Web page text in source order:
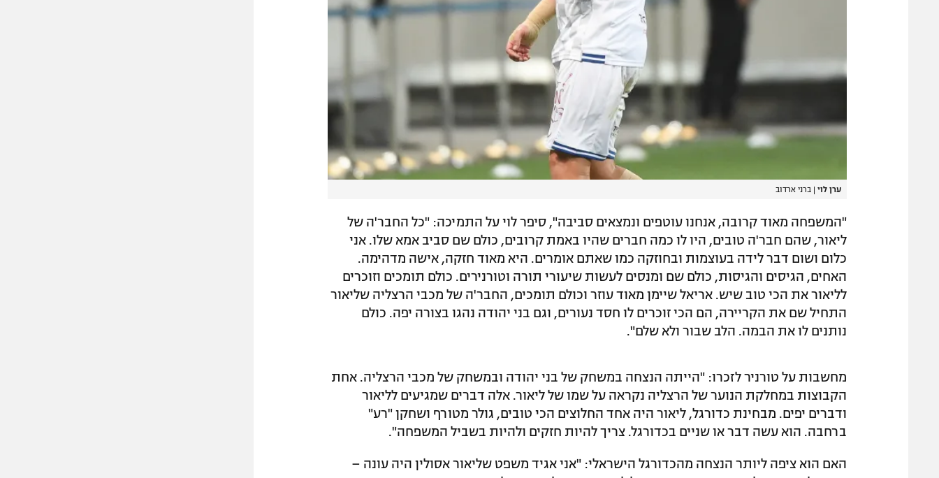
ערן לוי | ברני ארדוב
"המשפחה מאוד קרובה, אנחנו עוטפים ונמצאים סביבה", סיפר לוי על התמיכה: "כל החבר'ה של
ליאור, שהם חבר'ה טובים, היו לו כמה חברים שהיו באמת קרובים, כולם שם סביב אמא שלו. אני
כלום ושום דבר לידה בעוצמות ובחוזקה כמו שאתם אומרים. היא מאוד חזקה, אישה מדהימה.
האחים, הגיסים והגיסות, כולם שם ומנסים לעשות שיעורי תורה וטורנירים. כולם תומכים וזוכרים
לליאור את הכי טוב שיש. אריאל שיימן מאוד עוזר וכולם תומכים, החבר'ה של מכבי הרצליה שליאור
התחיל שם את הקריירה, הם הכי זוכרים לו חסד נעורים, וגם בני יהודה נהגו בצורה יפה. כולם
נותנים לו את הבמה. הלב שבור ולא שלם".
מחשבות על טורניר לזכרו: "הייתה הנצחה במשחק של בני יהודה ובמשחק של מכבי הרצליה. אחת
הקבוצות במחלקת הנוער של הרצליה נקראה על שמו של ליאור. אלה דברים שמגיעים לליאור
ודברים יפים. מבחינת כדורגל, ליאור היה אחד החלוצים הכי טובים, גולר מטורף ושחקן "רע"
ברחבה. הוא עשה דבר או שניים בכדורגל. צריך להיות חזקים ולהיות בשביל המשפחה".
האם הוא ציפה ליותר הנצחה מהכדורגל הישראלי: "אני אגיד משפט שליאור אסולין היה עונה –